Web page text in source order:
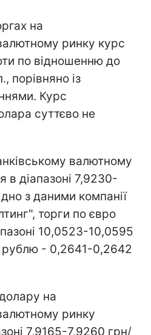
на
ринку курс
по відношенню до
порівняно із
Курс
суттєво не
валютному
в діапазоні 7,9230-
з даними компанії
торги по євро
10,0523-10,0595
рублю - 0,2641-0,2642
на
ринку
7,9165-7,9260 грн/